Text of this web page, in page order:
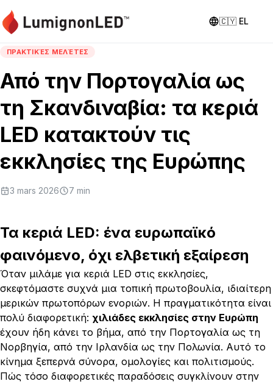
🇨🇾 EL
ΠΡΑΚΤΙΚΈΣ ΜΕΛΈΤΕΣ
Από την Πορτογαλία ως
τη Σκανδιναβία: τα κεριά
LED κατακτούν τις
εκκλησίες της Ευρώπης
3 mars 2026 7 min
Τα κεριά LED: ένα ευρωπαϊκό
φαινόμενο, όχι ελβετική εξαίρεση
Όταν μιλάμε για κεριά LED στις εκκλησίες,
σκεφτόμαστε συχνά μια τοπική πρωτοβουλία, ιδιαίτερη
μερικών πρωτοπόρων ενοριών. Η πραγματικότητα είναι
πολύ διαφορετική: χιλιάδες εκκλησίες στην Ευρώπη
έχουν ήδη κάνει το βήμα, από την Πορτογαλία ως τη
Νορβηγία, από την Ιρλανδία ως την Πολωνία. Αυτό το
κίνημα ξεπερνά σύνορα, ομολογίες και πολιτισμούς.
Πώς τόσο διαφορετικές παραδόσεις συγκλίνουν στην